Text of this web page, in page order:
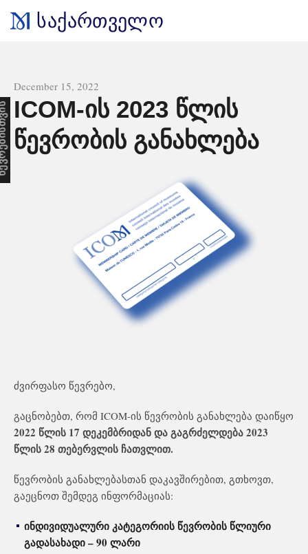
საქართველო
All news
December 15, 2022
ICOM-ის 2023 წლის
წევრობის განახლება
ძვირფასო წევრებო,
გაცნობებთ, რომ ICOM-ის წევრობის განახლება დაიწყო
2022 წლის 17 დეკემბრიდან და გაგრძელდება 2023
წლის 28 თებერვლის ჩათვლით.
წევრობის განახლებასთან დაკავშირებით, გთხოვთ,
გაეცნოთ შემდეგ ინფორმაციას:
ინდივიდუალური კატეგორიის წევრობის წლიური
გადასახადი – 90 ლარი